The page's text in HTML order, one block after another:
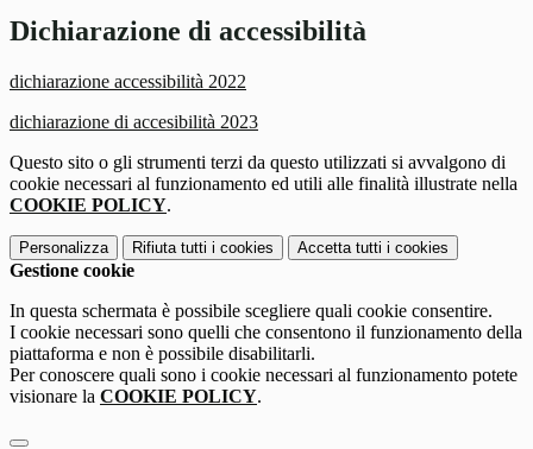
Dichiarazione di accessibilità
dichiarazione accessibilità 2022
dichiarazione di accesibilità 2023
Questo sito o gli strumenti terzi da questo utilizzati si avvalgono di
cookie necessari al funzionamento ed utili alle finalità illustrate nella
COOKIE POLICY.
Personalizza Rifiuta tutti i cookies Accetta tutti i cookies
Gestione cookie
In questa schermata è possibile scegliere quali cookie consentire.
I cookie necessari sono quelli che consentono il funzionamento della
piattaforma e non è possibile disabilitarli.
Per conoscere quali sono i cookie necessari al funzionamento potete
visionare la COOKIE POLICY.